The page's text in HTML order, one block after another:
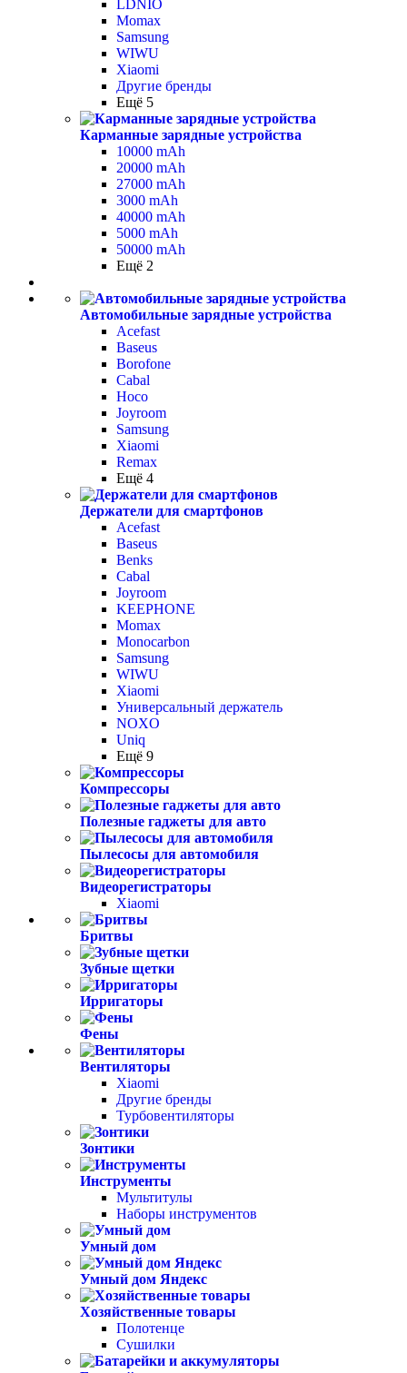
LDNIO
Momax
Samsung
WIWU
Xiaomi
Другие бренды
Ещё 5
Карманные зарядные устройства
10000 mAh
20000 mAh
27000 mAh
3000 mAh
40000 mAh
5000 mAh
50000 mAh
Ещё 2
Автомобильные зарядные устройства
Acefast
Baseus
Borofone
Cabal
Hoco
Joyroom
Samsung
Xiaomi
Remax
Ещё 4
Держатели для смартфонов
Acefast
Baseus
Benks
Cabal
Joyroom
KEEPHONE
Momax
Monocarbon
Samsung
WIWU
Xiaomi
Универсальный держатель
NOXO
Uniq
Ещё 9
Компрессоры
Полезные гаджеты для авто
Пылесосы для автомобиля
Видеорегистраторы
Xiaomi
Бритвы
Зубные щетки
Ирригаторы
Фены
Вентиляторы
Xiaomi
Другие бренды
Турбовентиляторы
Зонтики
Инструменты
Мультитулы
Наборы инструментов
Умный дом
Умный дом Яндекс
Хозяйственные товары
Полотенце
Сушилки